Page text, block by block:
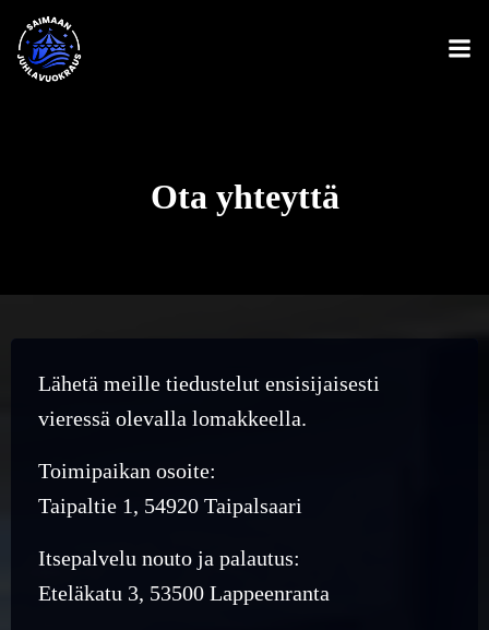
Ota yhteyttä
Lähetä meille tiedustelut ensisijaisesti
vieressä olevalla lomakkeella.
Toimipaikan osoite:
Taipaltie 1, 54920 Taipalsaari
Itsepalvelu nouto ja palautus:
Eteläkatu 3, 53500 Lappeenranta